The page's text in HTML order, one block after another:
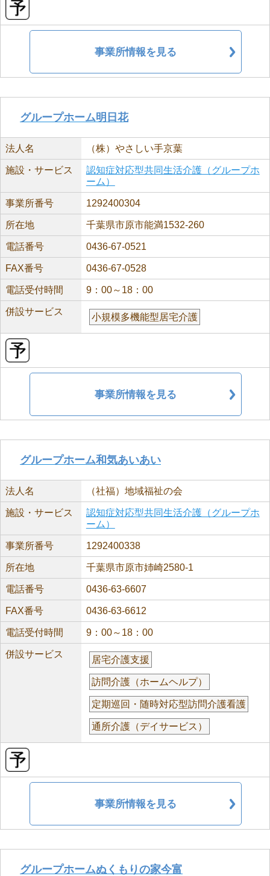
事業所情報を見る
グループホーム明日花
法人名 （株）やさしい手京葉
施設・サービス
認知症対応型共同生活介護（グループホ
ーム）
事業所番号 1292400304
所在地 千葉県市原市能満1532-260
電話番号 0436-67-0521
FAX番号 0436-67-0528
電話受付時間 9：00～18：00
併設サービス
小規模多機能型居宅介護
事業所情報を見る
グループホーム和気あいあい
法人名 （社福）地域福祉の会
施設・サービス
認知症対応型共同生活介護（グループホ
ーム）
事業所番号 1292400338
所在地 千葉県市原市姉崎2580-1
電話番号 0436-63-6607
FAX番号 0436-63-6612
電話受付時間 9：00～18：00
併設サービス
居宅介護支援
訪問介護（ホームヘルプ）
定期巡回・随時対応型訪問介護看護
通所介護（デイサービス）
事業所情報を見る
グループホームぬくもりの家今富